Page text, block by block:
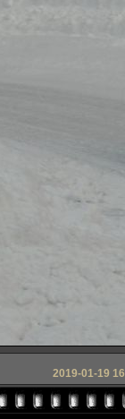
2019-01-19